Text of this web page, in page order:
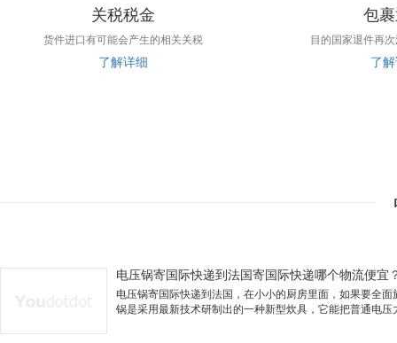
关税税金
货件进口有可能会产生的相关关税
了解详细
包
目的国家退件再
了
电压锅寄国际快递到法国寄国际快递哪个物流便宜
电压锅寄国际快递到法国，在小小的厨房里面，如果要全
锅是采用最新技术研制出的一种新型炊具，它能把普通电